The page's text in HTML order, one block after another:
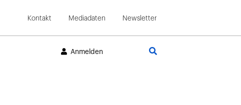
Kontakt Mediadaten Newsletter
Anmelden